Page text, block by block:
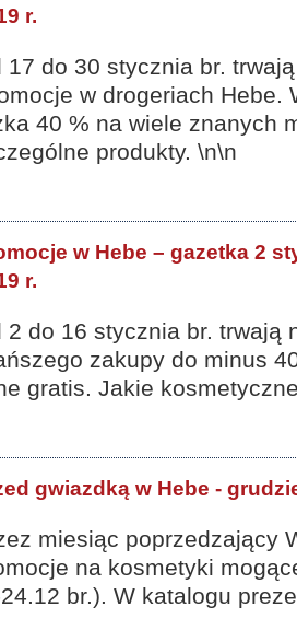
r.
17 do 30 stycznia br.
w drogeriach Hebe.
40 % na wiele znanych
produkty. \n\n
w Hebe – gazetka 2
r.
2 do 16 stycznia br. trwają
zakupy do minus
gratis. Jakie
gwiazdką w Hebe -
miesiąc poprzedzający
na kosmetyki
br.). W katalogu